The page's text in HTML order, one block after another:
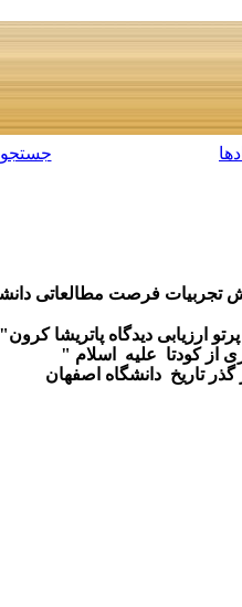
جستجو
تجربیات فرصت مطالعاتی
ارزیابی دیدگاه پاتریشا
از کودتا علیه اسلام "
تاریخ دانشگاه اصفهان